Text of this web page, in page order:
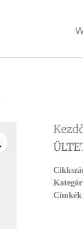
Címkék